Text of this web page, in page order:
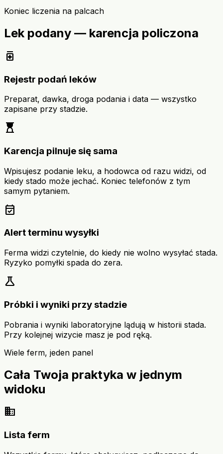
Koniec liczenia na palcach
Lek podany — karencja policzona
medication
Rejestr podań leków
Preparat, dawka, droga podania i data — wszystko
zapisane przy stadzie.
hourglass_top
Karencja pilnuje się sama
Wpisujesz podanie leku, a hodowca od razu widzi, od
kiedy stado może jechać. Koniec telefonów z tym
samym pytaniem.
event_available
Alert terminu wysyłki
Ferma widzi czytelnie, do kiedy nie wolno wysyłać stada.
Ryzyko pomyłki spada do zera.
science
Próbki i wyniki przy stadzie
Pobrania i wyniki laboratoryjne lądują w historii stada.
Przy kolejnej wizycie masz je pod ręką.
Wiele ferm, jeden panel
Cała Twoja praktyka w jednym
widoku
domain
Lista ferm